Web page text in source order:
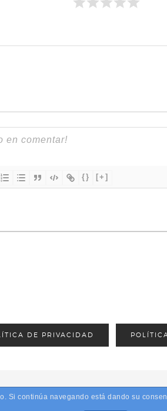
{} [+]
DE PRIVACIDAD
CREATIVE WORDPRESS THEME BY,
Si continúa navegando está dando su